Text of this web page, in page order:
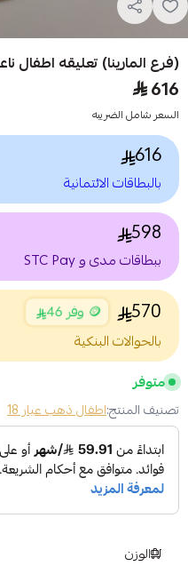
(فرع المارينا) تعليقه اطفال ناعمه ذهب
616
السعر شامل الضريبه
616
بالبطاقات الائتمانية
598
ببطاقات مدى و STC Pay
570 🪙 وفر 46
بالحوالات البنكية
متوفر
تصنيف المنتج:اطفال ذهب عيار 18
الوزن